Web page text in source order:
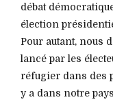
débat
élection
Pour autant, nous
lancé par les
réfugier dans des
y a dans notre